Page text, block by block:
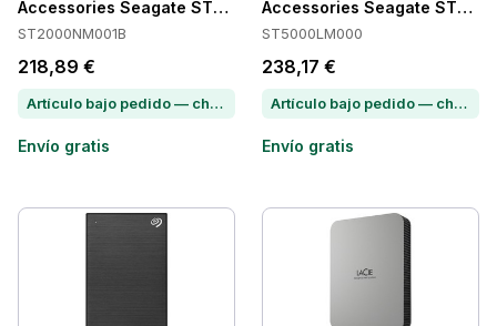
Accessories Seagate ST2000NM001B
ST2000NM001B
218,89 €
Artículo bajo pedido — chatea para conocer el plazo de entrega
Envío gratis
Accessories Seagate
ST5000LM000
238,17 €
Artículo bajo pedido — chatea para conocer el plazo de entrega
Envío gratis